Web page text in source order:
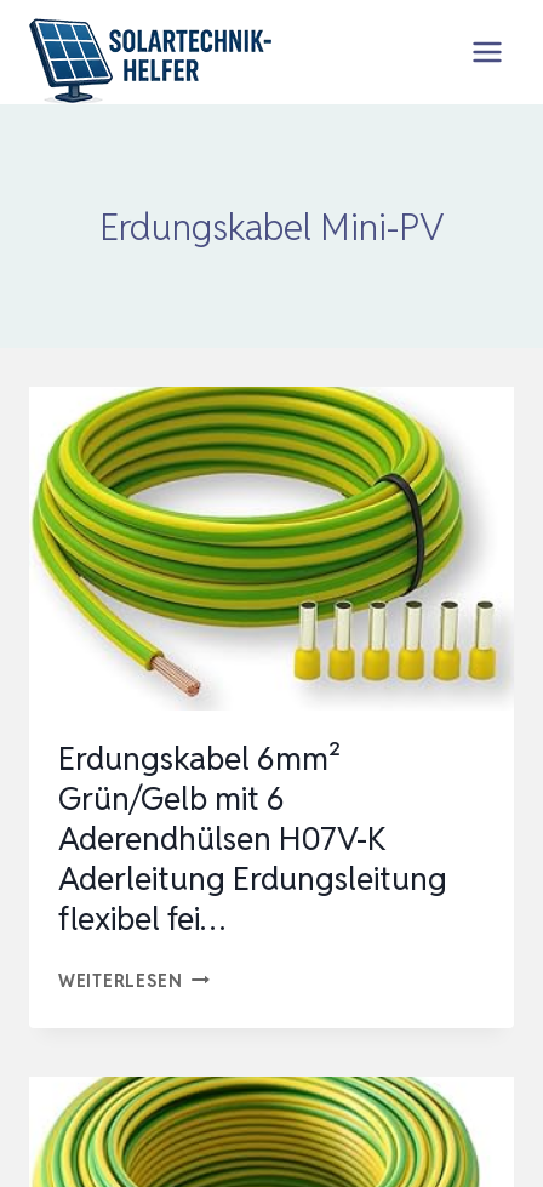
Zum
Inhalt
springen
Erdungskabel Mini-PV
Erdungskabel 6mm²
Grün/Gelb mit 6
Aderendhülsen H07V-K
Aderleitung Erdungsleitung
flexibel fei…
WEITERLESEN ERDUNGSKABEL
MIT
6
ADERENDHÜLSEN